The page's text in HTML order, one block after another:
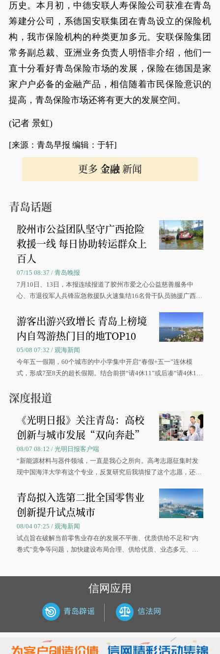
历史。本月初，中德安联人寿保险公司获准在青岛
筹建分公司，系德国安联集团在青岛设立的保险机
构，我市保险机构的种类更加多元。安联保险集团
常务副总裁、亚洲业务负责人明悟非介绍，他们一
直十分看好青岛保险市场的发展，保险在德国是家
家户户必备的金融产品，相信随着市民保险意识的
提高，青岛保险市场还将有更大的发展空间。
(记者 景虹)
[来源：青岛早报 编辑：于轩]
更多 金融新闻
青岛话题
胶州市公益团队坚守广西抢险
救援一线 每日协助转运群众上
百人
07/15 08:37 / 青岛晚报
7月10日、13日，本报连续报道了胶州市爱之心公益慈善服务中
心、市退役军人兵锋应急救援队火速集结16名骨干队员驰援广西灾
游客出游兴致增长 青岛上榜境
内自驾游热门目的地TOP10
05/08 07:32 / 观海新闻
今年五一假期，60个城市的中小学集中开启“春假+五一”连休模
式，形成7至8天的超长假期。结合前拼“请4休11”或后凑“请4休1
深度报道
《光明日报》关注青岛：高校
创新与城市发展“双向奔赴”
08/07 08:12 / 光明日报客户端
“新能源材料与器件领域，一直是我心之所向。高考志愿征集时发
现中国海洋大学有这个专业，反复研究后我填报了这个志愿，还真
大学材料科学与工程学院材料类专业的录取通知书。
青岛拟入选第二批全国零售业
创新提升试点城市
08/04 07:25 / 观海新闻
试点旨在破解当前零售业存在的发展不平衡、优质供给不足和“内
卷式”竞争等问题，加快建设布局合理、供给优质、业态多元、智
信网应用